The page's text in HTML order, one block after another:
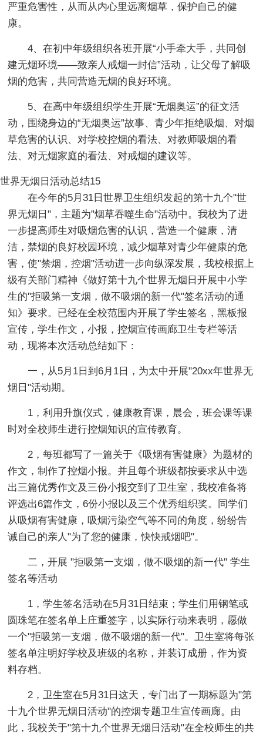
严重危害性，从而从内心里远离烟草，保护自己的健
康。
4、在初中年级组织各班开展“小手牵大手，共同创
建无烟环境——致亲人戒烟一封信”活动，让父母了解吸
烟的危害，共同营造无烟的良好环境。
5、在高中年级组织学生开展“无烟奥运”的征文活
动，围绕身边的“无烟奥运”故事、青少年拒绝吸烟、对烟
草危害的认识、对学校控烟的看法、对教师吸烟的看
法、对无烟家庭的看法、对戒烟的建议等。
世界无烟日活动总结15
在今年的5月31日世界卫生组织发起的第十九个"世
界无烟日"，主题为"烟草吞噬生命"活动中。我校为了进
一步提高师生对吸烟危害的认识，营造一个健康，清
洁，禁烟的良好校园环境，减少烟草对青少年健康的危
害，使"禁烟，控烟"活动进一步向纵深发展，我校根据上
级有关部门精神《做好第十九个世界无烟日开展中小学
生的"拒吸第一支烟，做不吸烟的新一代"签名活动的通
知》要求。已经在全校范围内开展了学生签名，黑板报
宣传，学生作文，小报，控烟宣传画廊卫生专栏等活
动，现将本次活动总结如下：
一，从5月1日到6月1日，为太中开展"20xx年世界无
烟日"活动期。
1，利用升旗仪式，健康教育课，晨会，班会课等课
时对全校师生进行控烟知识的宣传教育。
2，每班都写了一篇关于《吸烟有害健康》为题材的
作文，制作了控烟小报。并且每个班级都按要求从中选
出三篇优秀作文及三份小报交到了卫生室，我校准备将
评选出6篇作文，6份小报以及三个优秀组织奖。同学们
从吸烟有害健康，吸烟污染空气等不同的角度，纷纷告
诫自己的亲人"为了您的健康，快快戒烟吧"。
二，开展 "拒吸第一支烟，做不吸烟的新一代" 学生
签名等活动
1，学生签名活动在5月31日结束；学生们用钢笔或
圆珠笔在签名单上庄重签字，以实际行动来表明，愿做
一个"拒吸第一支烟，做不吸烟的新一代"。卫生室将每张
签名单注明好学校及班级的名称，并装订成册，作为资
料存档。
2，卫生室在5月31日这天，专门出了一期标题为"第
十九个世界无烟日活动"的控烟专题卫生宣传画廊。由
此，我校关于"第十九个世界无烟日活动"在全校师生的共